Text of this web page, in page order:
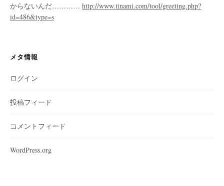
からないんだ………… http://www.tinami.com/tool/greeting.php?
id=486&type=s
メタ情報
ログイン
投稿フィード
コメントフィード
WordPress.org